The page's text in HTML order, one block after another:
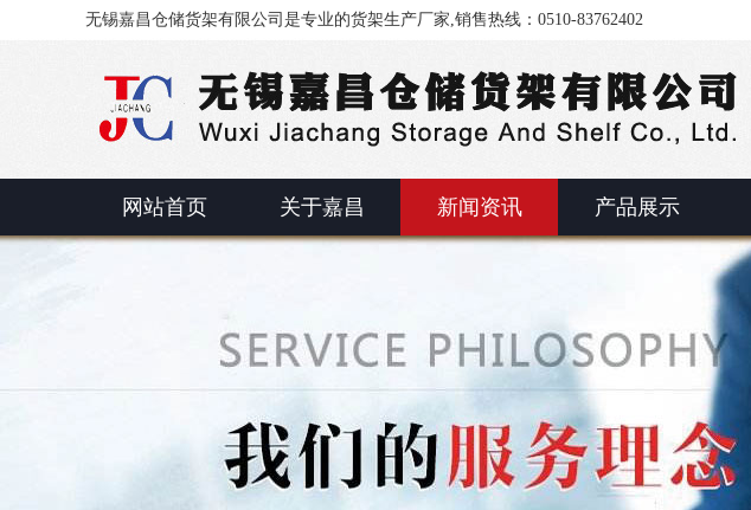
无锡嘉昌仓储货架有限公司是专业的货架生产厂家,销售热线：0510-83762402
网站首页 关于嘉昌 新闻资讯 产品展示